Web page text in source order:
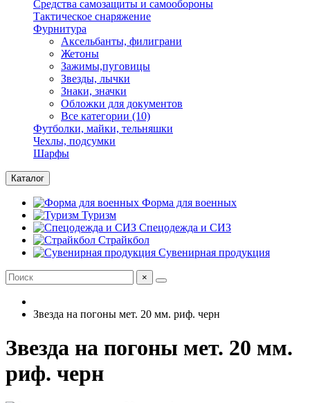
Средства самозащиты и самообороны
Тактическое снаряжение
Фурнитура
Аксельбанты, филиграни
Жетоны
Зажимы,пуговицы
Звезды, лычки
Знаки, значки
Обложки для документов
Все категории (10)
Футболки, майки, тельняшки
Чехлы, подсумки
Шарфы
Каталог
Форма для военных
Туризм
Спецодежда и СИЗ
Страйкбол
Сувенирная продукция
×
Звезда на погоны мет. 20 мм. риф. черн
Звезда на погоны мет. 20 мм.
риф. черн